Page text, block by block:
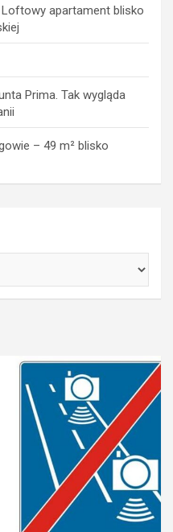
apartament blisko
Prima. Tak wygląda
– 49 m² blisko